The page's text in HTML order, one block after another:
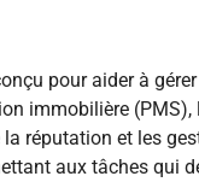
pour aider à
immobilière (PMS),
réputation et les
aux tâches qui